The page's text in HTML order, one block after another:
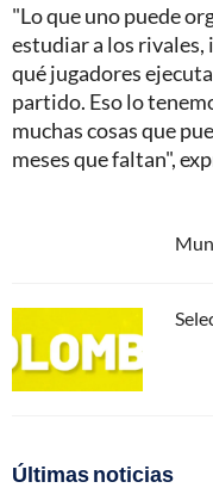
"Lo que uno puede
estudiar a los rivales,
qué jugadores
partido. Eso lo
muchas cosas que
meses que faltan",
Últimas noticias